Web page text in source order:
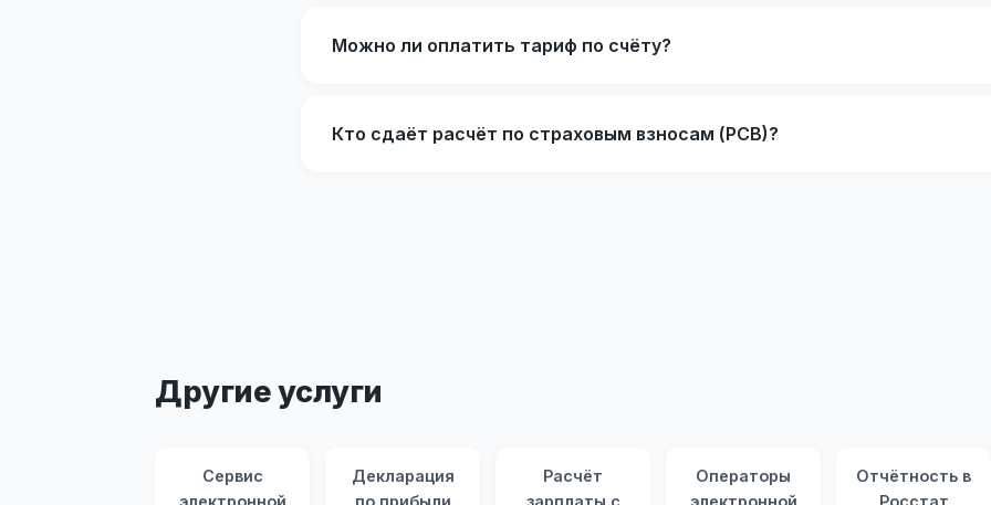
Можно ли оплатить тариф по счёту?
Кто сдаёт расчёт по страховым взносам (РСВ)?
Другие услуги
Сервис
электронной
Декларация
по прибыли
Расчёт
зарплаты с
Операторы
электронной
Отчётность в
Росстат